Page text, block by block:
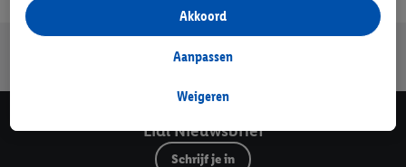
Veilig winkelen
Lidl Nieuwsbrief
Schrijf je in
opslaan van voorkeursinstellingen, het verzamelen en
analyseren van statistieken of voor het tonen van
gepersonaliseerde reclame binnen en buiten de Lidl-diensten.
gegevens over jouw aankoopgedrag in de winkel ook voor de
Als je hier toestemming geeft aan ons voor het personaliseren
van reclame en als je vervolgens een Lidl Plus-account
Weigeren
Aanpassen
Akkoord